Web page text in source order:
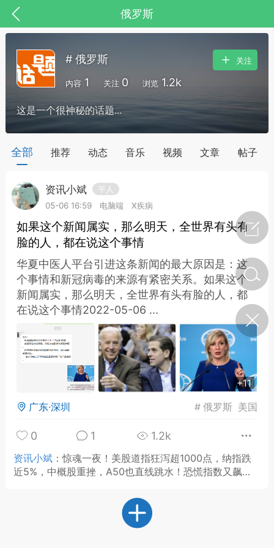
俄罗斯
，华夏中医人：家门口的中医人！
节气气象
·特急预警】关
节返乡期间“闪
急提示
0
如何购买【理肺清瘟膏】
【养正护络膏】？
2
容平，顺时收
时精气
谷气行、营卫通：内经视角
下的脾胃调养要义
# 俄罗斯
内容 1 关注 0 浏览 1.2k
关注
这是一个很神秘的话题...
全部 推荐 动态 音乐 视频 文章 帖子
资讯小斌
平人
05-06 16:59
电脑端 X疾病
如果这个新闻属实，那么明天，全世界有头有
脸的人，都在说这个事情
华夏中医人平台引进这条新闻的最大原因是：这
个事情和新冠病毒的来源有紧密关系。如果这个
新闻属实，那么明天，全世界有头有脸的人，都
在说这个事情2022-05-06 ...
+11
广东·深圳 #俄罗斯 美国
0 1 1.2k
资讯小斌 ：惊魂一夜！美股道指狂泻超1000点，纳指跌
近5%，中概股重挫，A50也直线跳水！恐慌指数又飙
时间5月5日，美股三大指数遭遇重挫，结束5月份以来三
连涨态势。其中，道琼斯指数、纳斯达克指数均创下202
0年以来最大单日跌幅。新加坡富时中国A50指数期货盘